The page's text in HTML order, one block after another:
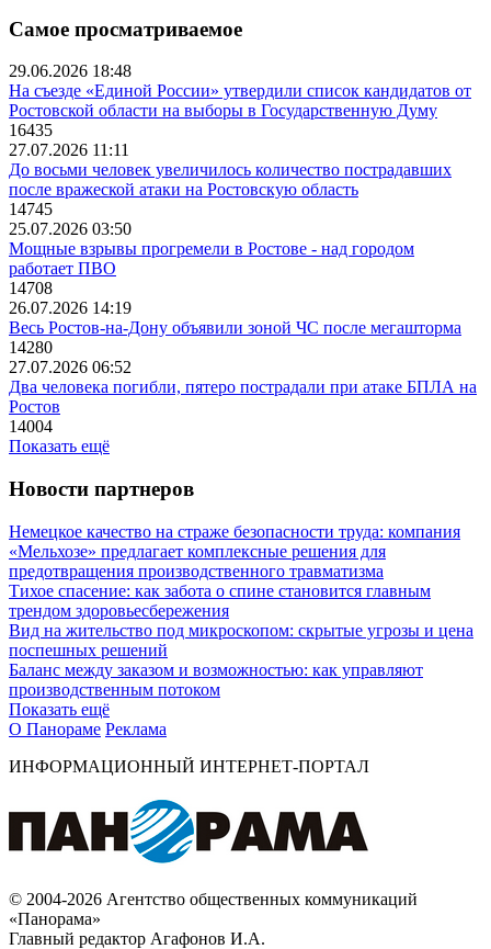
Самое просматриваемое
29.06.2026 18:48
На съезде «Единой России» утвердили список кандидатов от
Ростовской области на выборы в Государственную Думу
16435
27.07.2026 11:11
До восьми человек увеличилось количество пострадавших
после вражеской атаки на Ростовскую область
14745
25.07.2026 03:50
Мощные взрывы прогремели в Ростове - над городом
работает ПВО
14708
26.07.2026 14:19
Весь Ростов-на-Дону объявили зоной ЧС после мегашторма
14280
27.07.2026 06:52
Два человека погибли, пятеро пострадали при атаке БПЛА на
Ростов
14004
Показать ещё
Новости партнеров
Немецкое качество на страже безопасности труда: компания
«Мельхозе» предлагает комплексные решения для
предотвращения производственного травматизма
Тихое спасение: как забота о спине становится главным
трендом здоровьесбережения
Вид на жительство под микроскопом: скрытые угрозы и цена
поспешных решений
Баланс между заказом и возможностью: как управляют
производственным потоком
Показать ещё
О Панораме Реклама
ИНФОРМАЦИОННЫЙ ИНТЕРНЕТ-ПОРТАЛ
© 2004-2026 Агентство общественных коммуникаций
«Панорама»
Главный редактор Агафонов И.А.